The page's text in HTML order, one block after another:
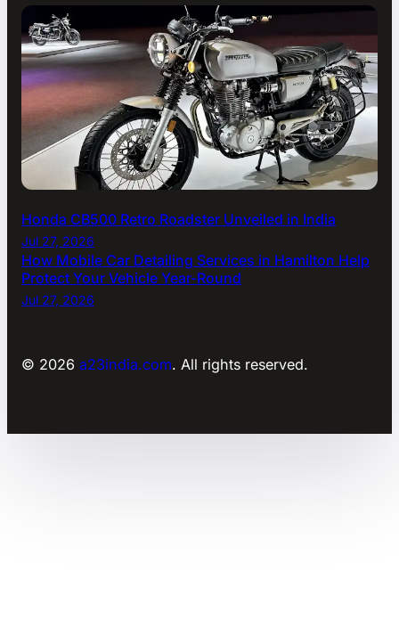
Honda CB500 Retro Roadster Unveiled in India
Jul 27, 2026
How Mobile Car Detailing Services in Hamilton Help
Protect Your Vehicle Year-Round
Jul 27, 2026
© 2026 a23india.com. All rights reserved.